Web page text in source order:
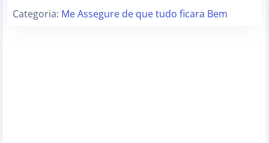
Categoria: Me Assegure de que tudo ficara Bem